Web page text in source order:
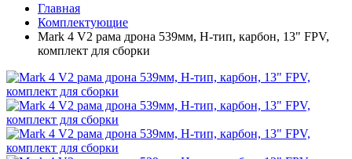
Главная
Комплектующие
Mark 4 V2 рама дрона 539мм, H-тип, карбон, 13" FPV,
комплект для сборки